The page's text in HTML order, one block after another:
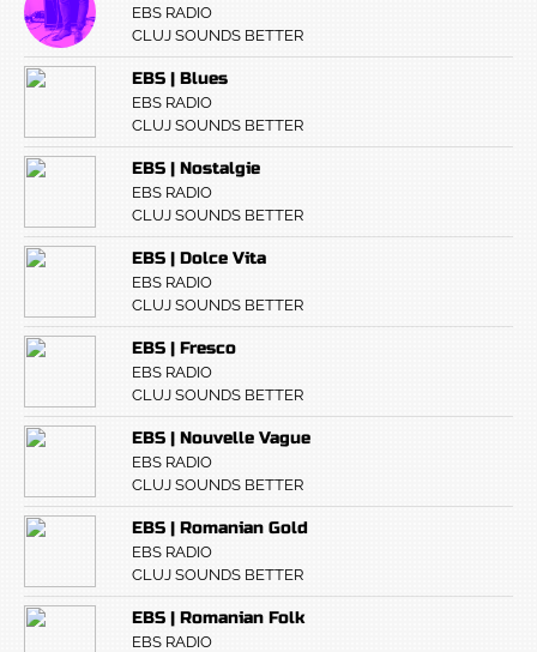
EBS RADIO
CLUJ SOUNDS BETTER
EBS | Blues
EBS RADIO
CLUJ SOUNDS BETTER
EBS | Nostalgie
EBS RADIO
CLUJ SOUNDS BETTER
EBS | Dolce Vita
EBS RADIO
CLUJ SOUNDS BETTER
EBS | Fresco
EBS RADIO
CLUJ SOUNDS BETTER
EBS | Nouvelle Vague
EBS RADIO
CLUJ SOUNDS BETTER
EBS | Romanian Gold
EBS RADIO
CLUJ SOUNDS BETTER
EBS | Romanian Folk
EBS RADIO